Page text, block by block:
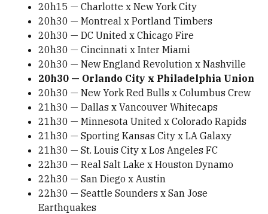
20h15 — Charlotte x New York City
20h30 — Montreal x Portland Timbers
20h30 — DC United x Chicago Fire
20h30 — Cincinnati x Inter Miami
20h30 — New England Revolution x Nashville
20h30 — Orlando City x Philadelphia Union
20h30 — New York Red Bulls x Columbus Crew
21h30 — Dallas x Vancouver Whitecaps
21h30 — Minnesota United x Colorado Rapids
21h30 — Sporting Kansas City x LA Galaxy
21h30 — St. Louis City x Los Angeles FC
22h30 — Real Salt Lake x Houston Dynamo
22h30 — San Diego x Austin
22h30 — Seattle Sounders x San Jose
Earthquakes